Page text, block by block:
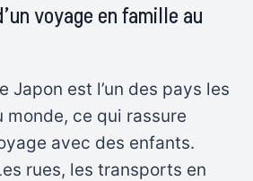
voyage en famille au
Japon est l’un des pays les
monde, ce qui rassure
avec des enfants.
rues, les transports en